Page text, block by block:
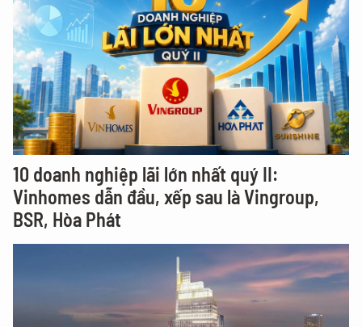
10 doanh nghiệp lãi lớn nhất quý II:
Vinhomes dẫn đầu, xếp sau là Vingroup,
BSR, Hòa Phát